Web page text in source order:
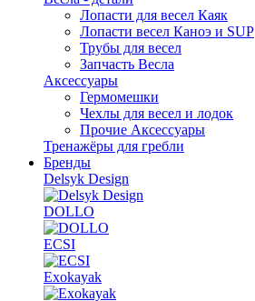
Лопасти для весел Каяк
Лопасти весел Каноэ и SUP
Трубы для весел
Запчасть Весла
Аксессуары
Гермомешки
Чехлы для весел и лодок
Прочие Аксессуары
Тренажёры для гребли
Бренды
Delsyk Design
DOLLO
ECSI
Exokayak